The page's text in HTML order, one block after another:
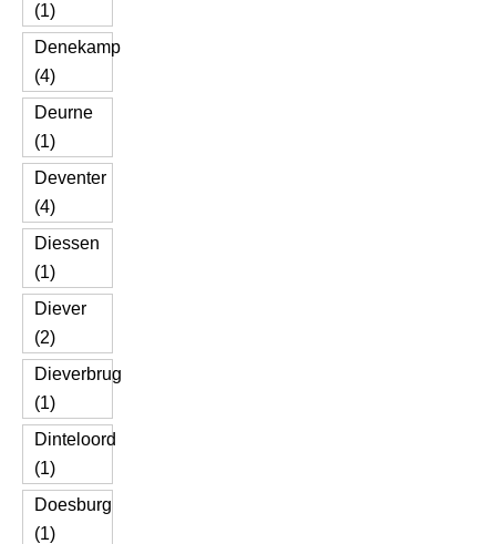
(1)
Denekamp
(4)
Deurne
(1)
Deventer
(4)
Diessen
(1)
Diever
(2)
Dieverbrug
(1)
Dinteloord
(1)
Doesburg
(1)